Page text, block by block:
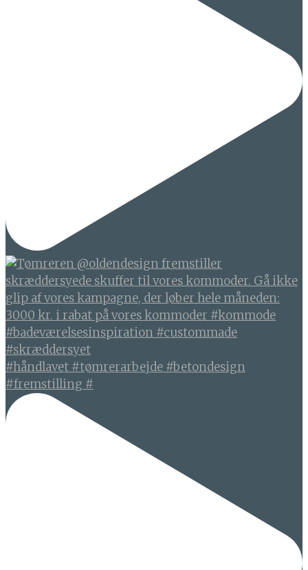
#håndlavet #tømrerarbejde #betondesign
#fremstilling #